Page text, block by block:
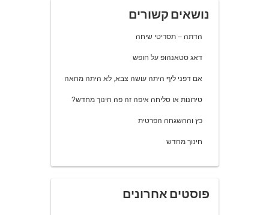
נושאים קשורים
הדתה – תסריטי שיחה
דאג סטאנהופ על חופש
אם דפני ליף היתה עושה צבא, לא היתה מחאה
טירונות או סליחה איפה זה פה חינוך מחדש?
כץ וההשגחה הפרטית
חינוך מחדש
פוסטים אחרונים